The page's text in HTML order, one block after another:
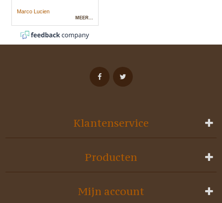
Klantenservice
Producten
Mijn account